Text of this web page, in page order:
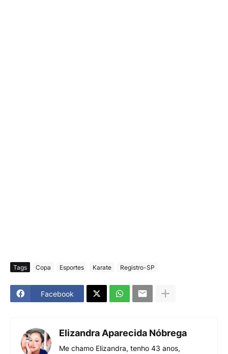
Tags Copa Esportes Karate Registro-SP
Facebook
Elizandra Aparecida Nóbrega
Me chamo Elizandra, tenho 43 anos,